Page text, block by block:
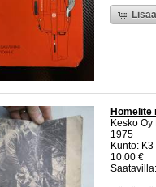
Homelite
Kesko
1975
Kunto:
10.00 €